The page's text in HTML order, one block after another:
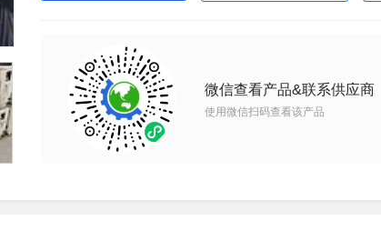
微信查看产品&联系供应商
使用微信扫码查看该产品